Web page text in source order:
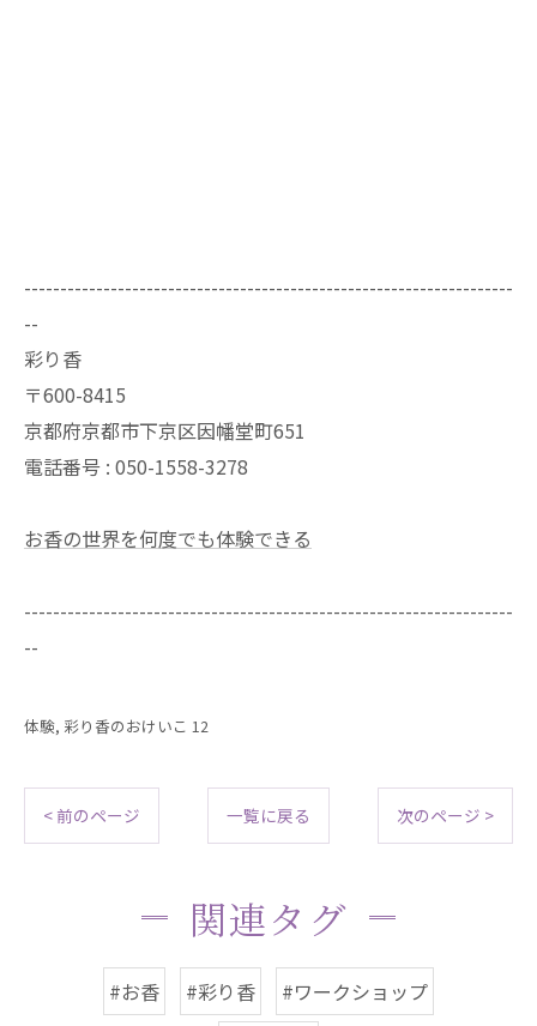
--------------------------------------------------------------------
--
彩り香
〒600-8415
京都府京都市下京区因幡堂町651
電話番号 : 050-1558-3278
お香の世界を何度でも体験できる
--------------------------------------------------------------------
--
体験 彩り香のおけいこ 12
< 前のページ 一覧に戻る 次のページ >
関連タグ
#お香 #彩り香
#ワークショップ